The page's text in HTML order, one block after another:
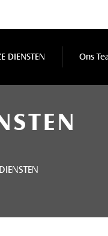
DIENSTEN Ons